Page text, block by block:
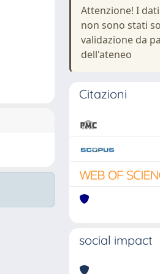
Attenzione! I
non sono stati
validazione da
dell'ateneo
Citazioni
social impact